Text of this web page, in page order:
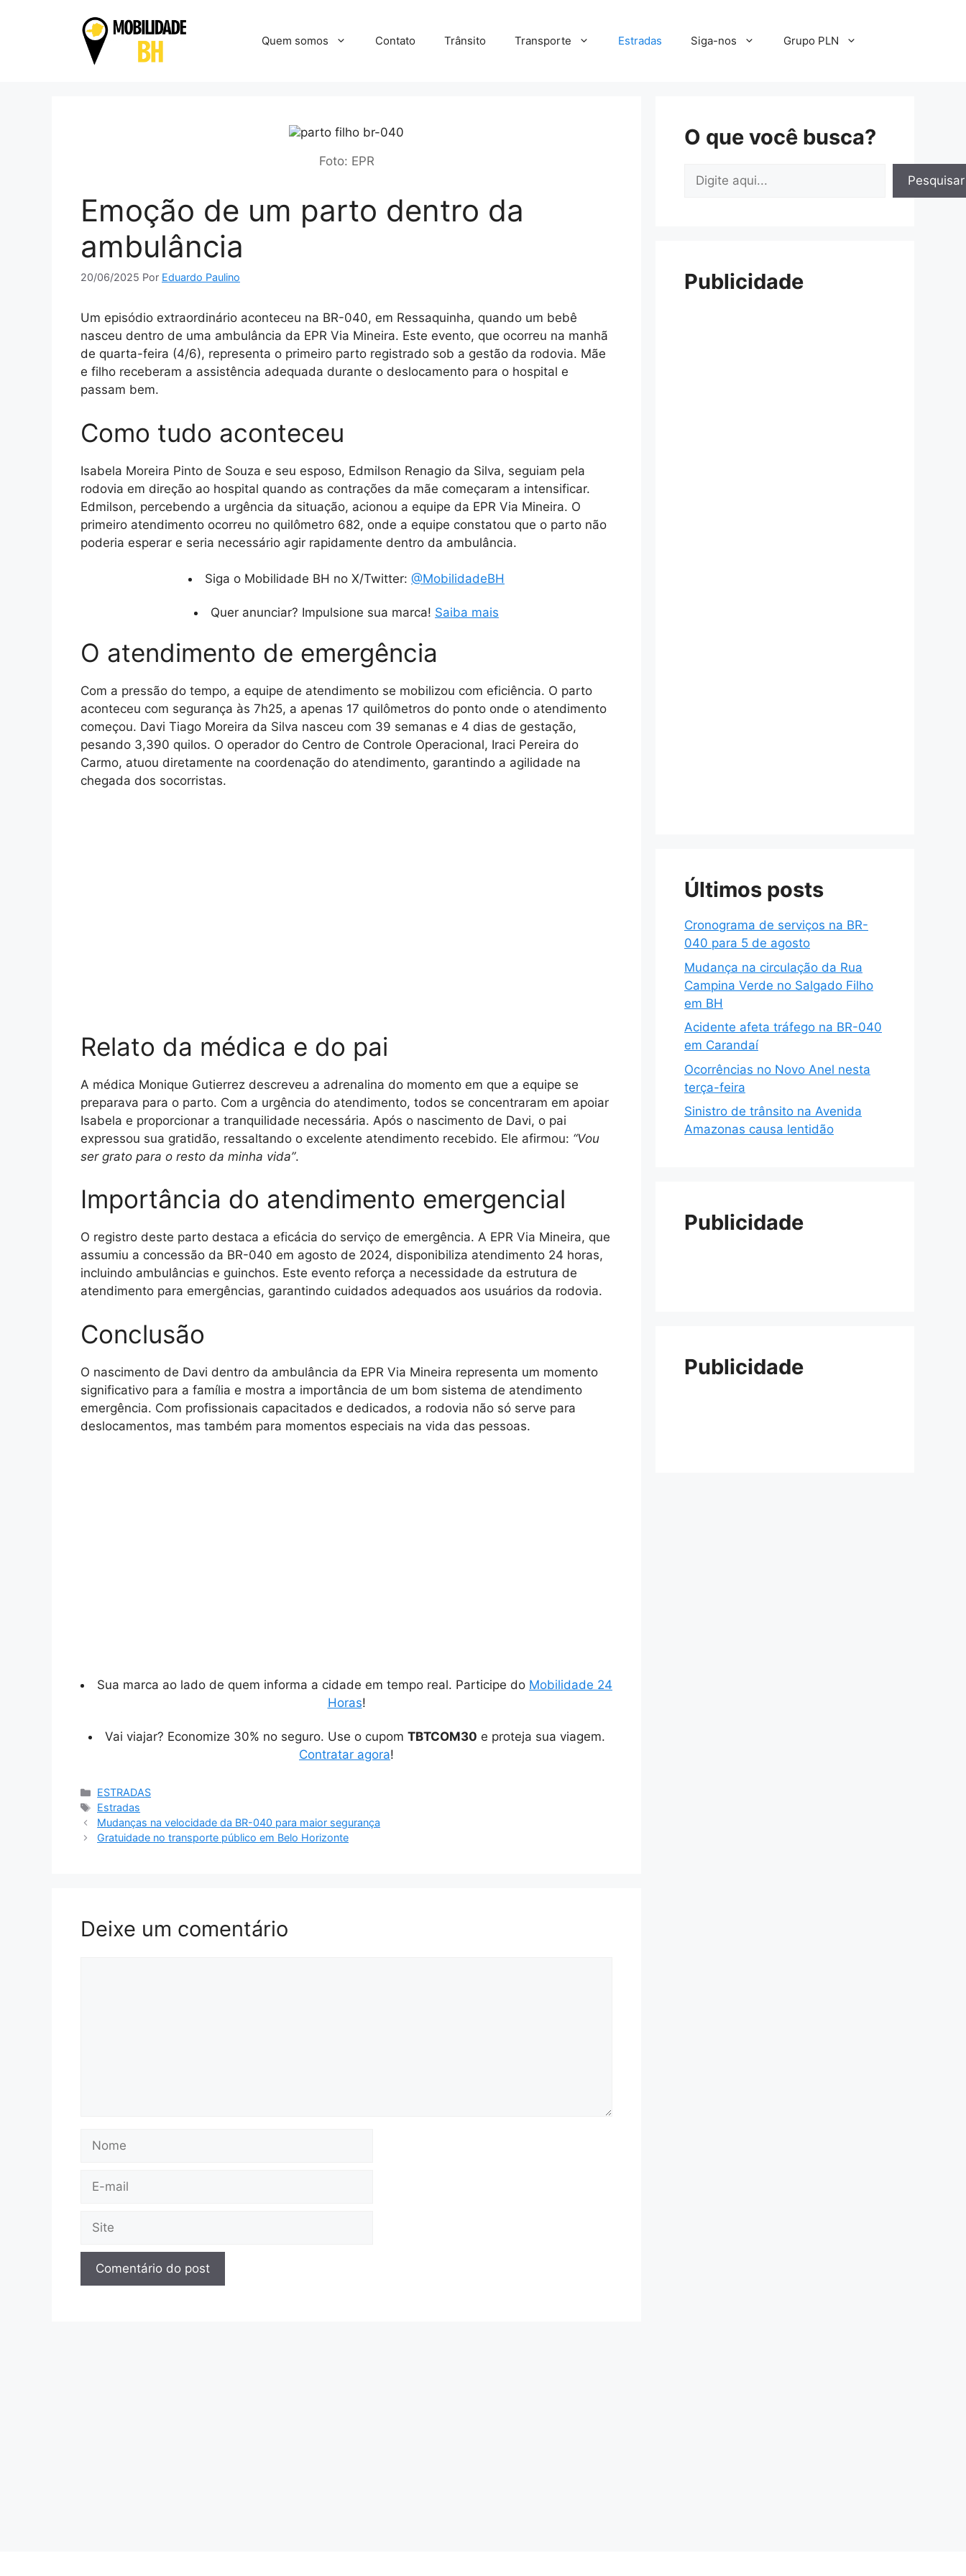
Quem somos Contato Trânsito Transporte Estradas Siga-nos Grupo PLN
Foto: EPR
Emoção de um parto dentro da
ambulância
20/06/2025 Por Eduardo Paulino
Um episódio extraordinário aconteceu na BR-040, em Ressaquinha, quando um bebê
nasceu dentro de uma ambulância da EPR Via Mineira. Este evento, que ocorreu na manhã
de quarta-feira (4/6), representa o primeiro parto registrado sob a gestão da rodovia. Mãe
e filho receberam a assistência adequada durante o deslocamento para o hospital e
passam bem.
Como tudo aconteceu
Isabela Moreira Pinto de Souza e seu esposo, Edmilson Renagio da Silva, seguiam pela
rodovia em direção ao hospital quando as contrações da mãe começaram a intensificar.
Edmilson, percebendo a urgência da situação, acionou a equipe da EPR Via Mineira. O
primeiro atendimento ocorreu no quilômetro 682, onde a equipe constatou que o parto não
poderia esperar e seria necessário agir rapidamente dentro da ambulância.
Siga o Mobilidade BH no X/Twitter: @MobilidadeBH
Quer anunciar? Impulsione sua marca! Saiba mais
O atendimento de emergência
Com a pressão do tempo, a equipe de atendimento se mobilizou com eficiência. O parto
aconteceu com segurança às 7h25, a apenas 17 quilômetros do ponto onde o atendimento
começou. Davi Tiago Moreira da Silva nasceu com 39 semanas e 4 dias de gestação,
pesando 3,390 quilos. O operador do Centro de Controle Operacional, Iraci Pereira do
Carmo, atuou diretamente na coordenação do atendimento, garantindo a agilidade na
chegada dos socorristas.
Relato da médica e do pai
A médica Monique Gutierrez descreveu a adrenalina do momento em que a equipe se
preparava para o parto. Com a urgência do atendimento, todos se concentraram em apoiar
Isabela e proporcionar a tranquilidade necessária. Após o nascimento de Davi, o pai
expressou sua gratidão, ressaltando o excelente atendimento recebido. Ele afirmou: “Vou
ser grato para o resto da minha vida”.
Importância do atendimento emergencial
O registro deste parto destaca a eficácia do serviço de emergência. A EPR Via Mineira, que
assumiu a concessão da BR-040 em agosto de 2024, disponibiliza atendimento 24 horas,
incluindo ambulâncias e guinchos. Este evento reforça a necessidade da estrutura de
atendimento para emergências, garantindo cuidados adequados aos usuários da rodovia.
Conclusão
O nascimento de Davi dentro da ambulância da EPR Via Mineira representa um momento
significativo para a família e mostra a importância de um bom sistema de atendimento
emergência. Com profissionais capacitados e dedicados, a rodovia não só serve para
deslocamentos, mas também para momentos especiais na vida das pessoas.
Sua marca ao lado de quem informa a cidade em tempo real. Participe do Mobilidade 24
Horas!
Vai viajar? Economize 30% no seguro. Use o cupom TBTCOM30 e proteja sua viagem.
Contratar agora!
Categorias
ESTRADAS
Tags
Estradas
Mudanças na velocidade da BR-040 para maior segurança
Gratuidade no transporte público em Belo Horizonte
Deixe um comentário
Nome
Site
O que você busca?
Pesquisar
Pesquisar
Publicidade
Últimos posts
Cronograma de serviços na BR-
040 para 5 de agosto
Mudança na circulação da Rua
Campina Verde no Salgado Filho
em BH
Acidente afeta tráfego na BR-040
em Carandaí
Ocorrências no Novo Anel nesta
terça-feira
Sinistro de trânsito na Avenida
Amazonas causa lentidão
Publicidade
Publicidade